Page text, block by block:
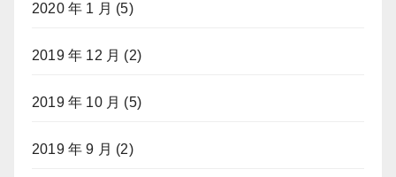
2020 年 1 月 (5)
2019 年 12 月 (2)
2019 年 10 月 (5)
2019 年 9 月 (2)